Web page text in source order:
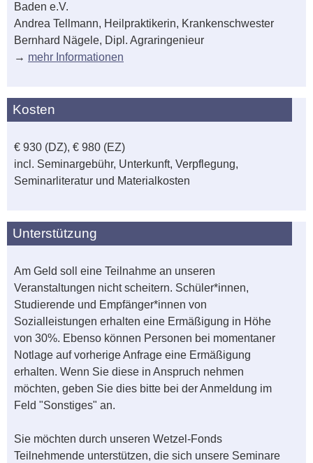
Baden e.V.
Andrea Tellmann, Heilpraktikerin, Krankenschwester
Bernhard Nägele, Dipl. Agraringenieur
→ mehr Informationen
Kosten
€ 930 (DZ), € 980 (EZ)
incl. Seminargebühr, Unterkunft, Verpflegung,
Seminarliteratur und Materialkosten
Unterstützung
Am Geld soll eine Teilnahme an unseren
Veranstaltungen nicht scheitern. Schüler*innen,
Studierende und Empfänger*innen von
Sozialleistungen erhalten eine Ermäßigung in Höhe
von 30%. Ebenso können Personen bei momentaner
Notlage auf vorherige Anfrage eine Ermäßigung
erhalten. Wenn Sie diese in Anspruch nehmen
möchten, geben Sie dies bitte bei der Anmeldung im
Feld "Sonstiges" an.
Sie möchten durch unseren Wetzel-Fonds
Teilnehmende unterstützen, die sich unsere Seminare